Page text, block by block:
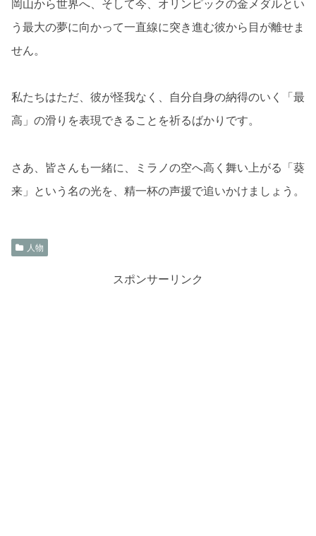
岡山から世界へ、そして今、オリンピックの金メダルとい
う最大の夢に向かって一直線に突き進む彼から目が離せま
せん。
私たちはただ、彼が怪我なく、自分自身の納得のいく「最
高」の滑りを表現できることを祈るばかりです。
さあ、皆さんも一緒に、ミラノの空へ高く舞い上がる「葵
来」という名の光を、精一杯の声援で追いかけましょう。
人物
スポンサーリンク